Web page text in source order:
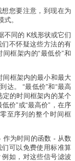
您要注意，到现在为
。
不同的 K线形状或它们
不怀疑这些方法的有
框架内的“最低价”和
间框架内的最小和最大
达。 “最低价”和“最高
定的时间框架内的某个
价”或“最高价”，在序
至序列的整个时间框
作为时间的函数 - 从数
可以免费使用标准算
如，对这些信号滤波